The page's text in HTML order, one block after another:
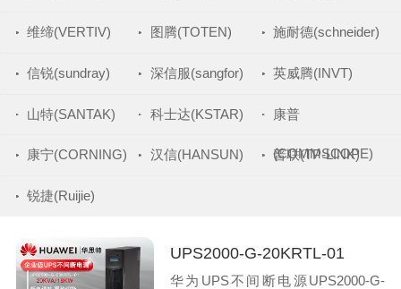
维缔(VERTIV) 图腾(TOTEN) 施耐德(schneider)
信锐(sundray) 深信服(sangfor) 英威腾(INVT)
山特(SANTAK) 科士达(KSTAR) 康普
(COMMSCOPE)
康宁(CORNING) 汉信(HANSUN) 普联(TP-LINK)
锐捷(Ruijie)
UPS2000-G-20KRTL-01
华为UPS不间断电源UPS2000-G-